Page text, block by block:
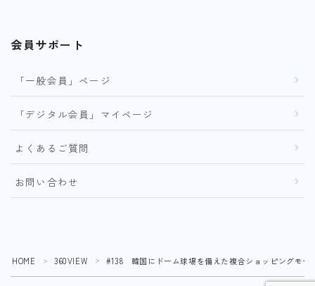
会員サポート
「一般会員」ページ
「デジタル会員」マイページ
よくあるご質問
お問い合わせ
HOME ＞ 360VIEW ＞ #138 韓国にドーム球場を備えた複合ショッピングモー